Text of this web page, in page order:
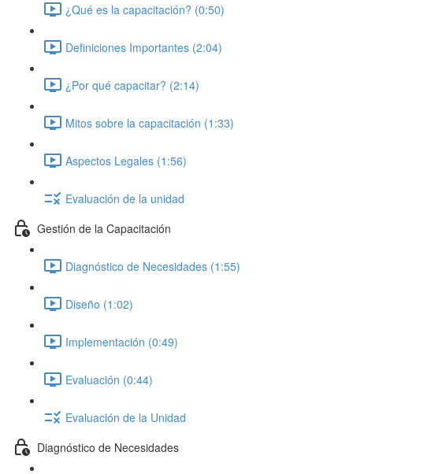
¿Qué es la capacitación? (0:50)
Definiciones Importantes (2:04)
¿Por qué capacitar? (2:14)
Mitos sobre la capacitación (1:33)
Aspectos Legales (1:56)
Evaluación de la unidad
Gestión de la Capacitación
Diagnóstico de Necesidades (1:55)
Diseño (1:02)
Implementación (0:49)
Evaluación (0:44)
Evaluación de la Unidad
Diagnóstico de Necesidades